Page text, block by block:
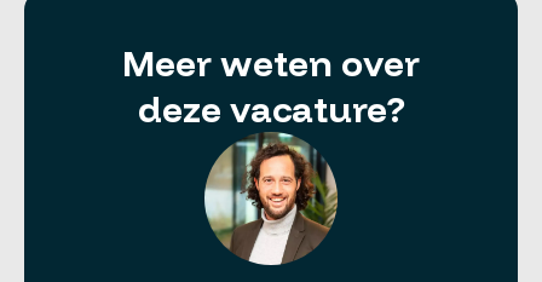
Meer weten over
deze vacature?